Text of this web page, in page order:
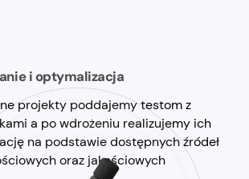
i optymalizacja
projekty poddajemy testom z
a po wdrożeniu realizujemy ich
na podstawie dostępnych źródeł
oraz jakościowych